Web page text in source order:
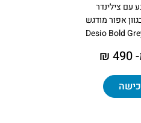
עם צילינדר
אפור מודגש
Desio Bold